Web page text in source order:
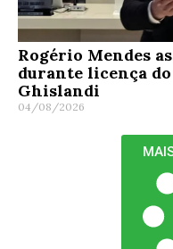
Rogério Mendes
durante licença
Ghislandi
04/08/2026